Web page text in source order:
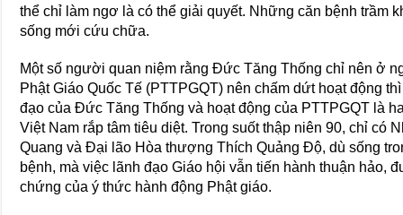
thể chỉ làm ngơ là có thể giải quyết. Những căn bệnh trầm
sống mới cứu chữa.
Một số người quan niệm rằng Đức Tăng Thống chỉ nên ở
Phật Giáo Quốc Tế (PTTPGQT) nên chấm dứt hoạt động
đạo của Đức Tăng Thống và hoạt động của PTTPGQT là
Việt Nam rắp tâm tiêu diệt. Trong suốt thập niên 90, chỉ có
Quang và Đại lão Hòa thượng Thích Quảng Độ, dù sống
bệnh, mà việc lãnh đạo Giáo hội vẫn tiến hành thuận hảo,
chứng của ý thức hành động Phật giáo.